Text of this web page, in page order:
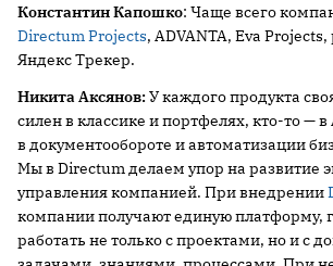
Константин Капошко: Чаще всего
Directum Projects, ADVANTA, Eva
Яндекс Трекер.
Никита Аксянов:У каждого продукта
силен в классике и портфелях, кто-то —
в документообороте и автоматизации
Мы в Directum делаем упор на развитие
управления компанией. При внедрении
компании получают единую платформу,
работать не только с проектами, но и с